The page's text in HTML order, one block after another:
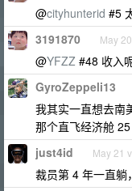
@cityhunterid #5
3191870 May 20
@YFZZ #48 收入
GyroZeppeli13
我其实一直想去南
那个直飞经济舱 25
just4id May 21
裁员第 4 年一直躺